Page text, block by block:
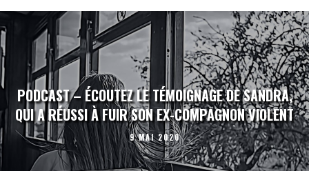
PODCAST – ÉCOUTEZ LE TÉMOIGNAGE DE SANDRA,
QUI A RÉUSSI À FUIR SON EX-COMPAGNON VIOLENT
9 MAI 2020